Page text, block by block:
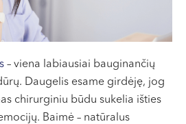
– viena labiausiai bauginančių
Daugelis esame girdėję, jog
chirurginiu būdu sukelia išties
Baimė – natūralus